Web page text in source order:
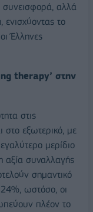
συνεισφορά, αλλά
το
Έλληνες
therapy’ στην
στις
στο εξωτερικό, με
μερίδιο
συναλλαγής
σημαντικό
ωστόσο, οι
πλέον το